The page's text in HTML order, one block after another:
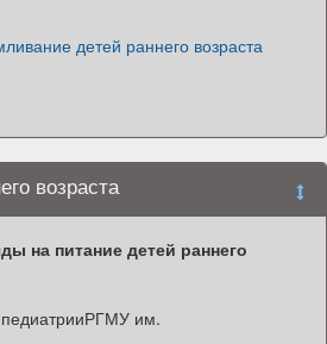
детей раннего возраста
возраста
на питание детей раннего
им.